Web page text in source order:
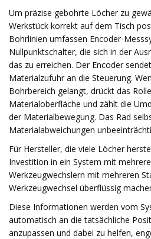
Um präzise gebohrte Löcher zu
Werkstück korrekt auf dem Tisch
Bohrlinien umfassen Encoder-
Nullpunktschalter, die sich in der
das zu erreichen. Der Encoder
Materialzufuhr an die Steuerung.
Bohrbereich gelangt, drückt das
Materialoberfläche und zählt die
der Materialbewegung. Das Rad
Materialabweichungen
Für Hersteller, die viele Löcher
Investition in ein System mit
Werkzeugwechslern mit mehreren
Werkzeugwechsel überflüssig
Diese Informationen werden vom
automatisch an die tatsächliche
anzupassen und dabei zu helfen,